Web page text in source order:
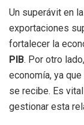
Un superávit en la
exportaciones
fortalecer la
PIB. Por otro
economía, ya
se recibe. Es
gestionar esta